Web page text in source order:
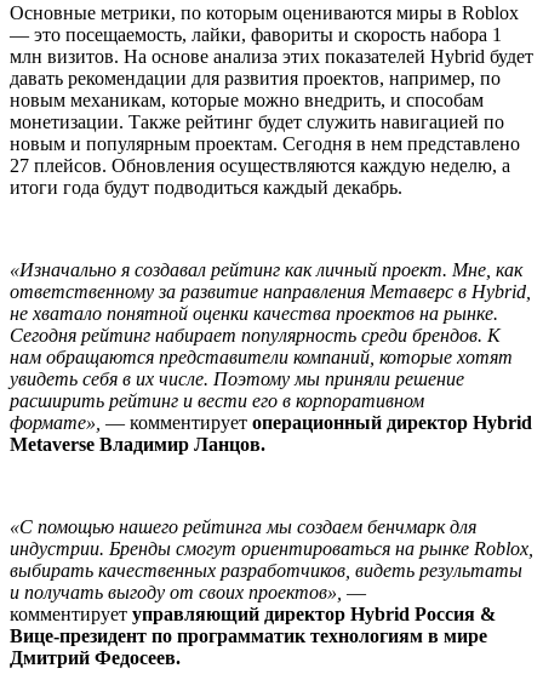
Основные метрики, по которым оцениваются миры в Roblox
— это посещаемость, лайки, фавориты и скорость набора 1
млн визитов. На основе анализа этих показателей Hybrid будет
давать рекомендации для развития проектов, например, по
новым механикам, которые можно внедрить, и способам
монетизации. Также рейтинг будет служить навигацией по
новым и популярным проектам. Сегодня в нем представлено
27 плейсов. Обновления осуществляются каждую неделю, а
итоги года будут подводиться каждый декабрь.
«Изначально я создавал рейтинг как личный проект. Мне, как
ответственному за развитие направления Метаверс в Hybrid,
не хватало понятной оценки качества проектов на рынке.
Сегодня рейтинг набирает популярность среди брендов. К
нам обращаются представители компаний, которые хотят
увидеть себя в их числе. Поэтому мы приняли решение
расширить рейтинг и вести его в корпоративном
формате», — комментирует операционный директор Hybrid
Metaverse Владимир Ланцов.
«С помощью нашего рейтинга мы создаем бенчмарк для
индустрии. Бренды смогут ориентироваться на рынке Roblox,
выбирать качественных разработчиков, видеть результаты
и получать выгоду от своих проектов», —
комментирует управляющий директор Hybrid Россия &
Вице-президент по программатик технологиям в мире
Дмитрий Федосеев.